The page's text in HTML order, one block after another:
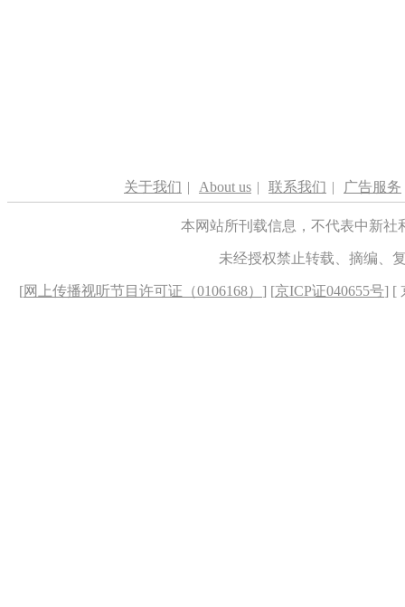
关于我们 | About us | 联系我们 | 广告服务
本网站所刊载信息，不代表中新
未经授权禁止转载、摘编、
[网上传播视听节目许可证（0106168） ] [京ICP证040655号] [